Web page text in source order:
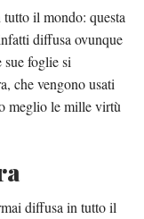
il mondo: questa
diffusa ovunque
foglie si
che vengono usati
meglio le mille virtù
diffusa in tutto il